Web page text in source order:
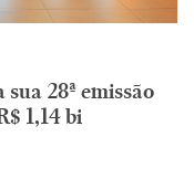
28ª emissão
1,14 bi